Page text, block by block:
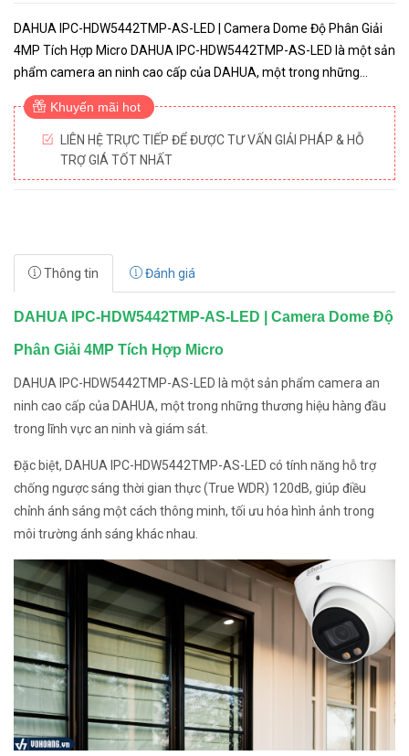
DAHUA IPC-HDW5442TMP-AS-LED | Camera Dome Độ Phân Giải
4MP Tích Hợp Micro DAHUA IPC-HDW5442TMP-AS-LED là một sản
phẩm camera an ninh cao cấp của DAHUA, một trong những
thương hiệu hàng đầu trong lĩnh vực an ninh và giám sát. Đặc biệt,
DAHUA IPC-HD...
Khuyến mãi hot
LIÊN HỆ TRỰC TIẾP ĐỂ ĐƯỢC TƯ VẤN GIẢI PHÁP & HỖ
TRỢ GIÁ TỐT NHẤT
Thông tin Đánh giá
DAHUA IPC-HDW5442TMP-AS-LED | Camera Dome Độ
Phân Giải 4MP Tích Hợp Micro
DAHUA IPC-HDW5442TMP-AS-LED là một sản phẩm camera an
ninh cao cấp của DAHUA, một trong những thương hiệu hàng đầu
trong lĩnh vực an ninh và giám sát.
Đặc biệt, DAHUA IPC-HDW5442TMP-AS-LED có tính năng hỗ trợ
chống ngược sáng thời gian thực (True WDR) 120dB, giúp điều
chỉnh ánh sáng một cách thông minh, tối ưu hóa hình ảnh trong
môi trường ánh sáng khác nhau.